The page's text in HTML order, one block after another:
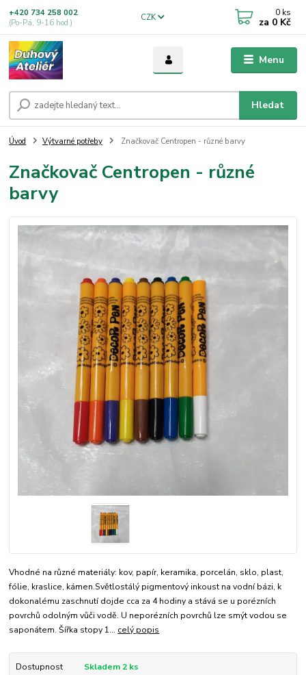
Menu
CZK
Hledat
+420 734 258 002
(Po-Pá, 9-16 hod.)
0 ks
za 0 Kč
Úvod Výtvarné potřeby Značkovač Centropen - různé barvy
Značkovač Centropen - různé
barvy
Vhodné na různé materiály: kov, papír, keramika, porcelán, sklo, plast,
fólie, kraslice, kámen.Světlostálý pigmentový inkoust na vodní bázi, k
dokonalému zaschnutí dojde cca za 4 hodiny a stává se u porézních
povrchů odolným vůči vodě. U neporézních povrchů lze smýt vodou se
saponátem. Šířka stopy 1... celý popis
Dostupnost
Skladem 2 ks